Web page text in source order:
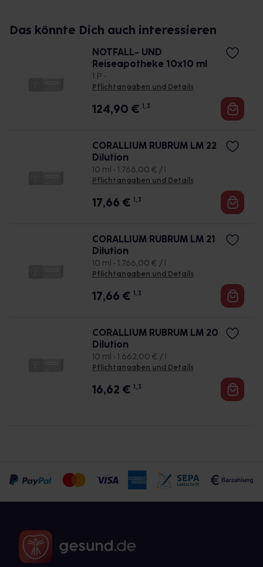
Das könnte Dich auch interessieren
NOTFALL- UND
Reiseapotheke 10x10 ml
1 P •
Pflichtangaben und Details
124,90 € 1, 3
CORALLIUM RUBRUM LM 22
Dilution
10 ml • 1.766,00 € / l
Pflichtangaben und Details
17,66 € 1, 3
CORALLIUM RUBRUM LM 21
Dilution
10 ml • 1.766,00 € / l
Pflichtangaben und Details
17,66 € 1, 3
CORALLIUM RUBRUM LM 20
Dilution
10 ml • 1.662,00 € / l
Pflichtangaben und Details
16,62 € 1, 3